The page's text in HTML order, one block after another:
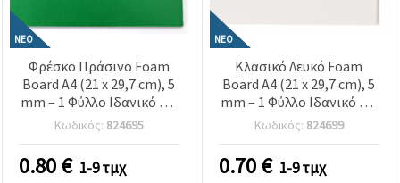
ΝΈΟ
Φρέσκο Πράσινο Foam
Board A4 (21 x 29,7 cm), 5
mm – 1 Φύλλο Ιδανικό για
Δημιουργικές
Κατασκευές, Χειροτεχνίες
& Eco Projects
Κωδικός: 824695
0.80€ 1-9 τμχ
ΝΈΟ
Κλασικό Λευκό Foam
Board A4 (21 x 29,7 cm), 5
mm – 1 Φύλλο Ιδανικό για
Κατασκευές, Χειροτεχνίες
& Παρουσιάσεις
(Μακέτες/Σχολικές
Εργασίες)
Κωδικός: 824699
0.70€ 1-9 τμχ